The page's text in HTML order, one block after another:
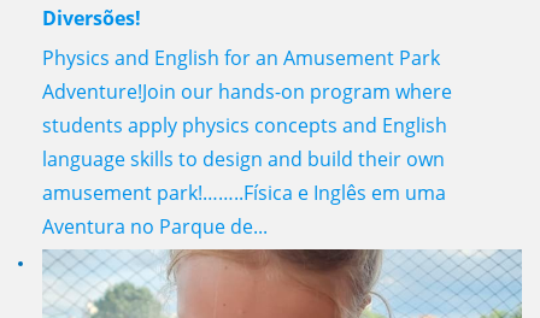
Diversões!
Physics and English for an Amusement Park
Adventure!Join our hands-on program where
students apply physics concepts and English
language skills to design and build their own
amusement park!……..Física e Inglês em uma
Aventura no Parque de...